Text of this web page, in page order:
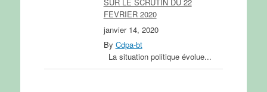
FEVRIER 2020
janvier 14, 2020
By Cdpa-bt
La situation politique évolue...